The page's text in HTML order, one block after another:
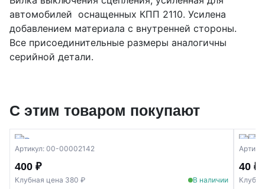
автомобилей оснащенных КПП 2110. Усилена
добавлением материала с внутренней стороны.
Все присоединительные размеры аналогичны
серийной детали.
С этим товаром покупают
Артикул: 00-00002142
400 ₽
Клубная цена 380 ₽ В наличии
40 ₽